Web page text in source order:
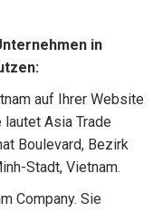
in
auf Ihrer Website
Asia Trade
Boulevard, Bezirk
Stadt, Vietnam.
Company. Sie